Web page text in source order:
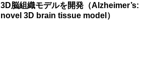
3D脳組織モデルを開発（Alzheimer’s:
novel 3D brain tissue model）